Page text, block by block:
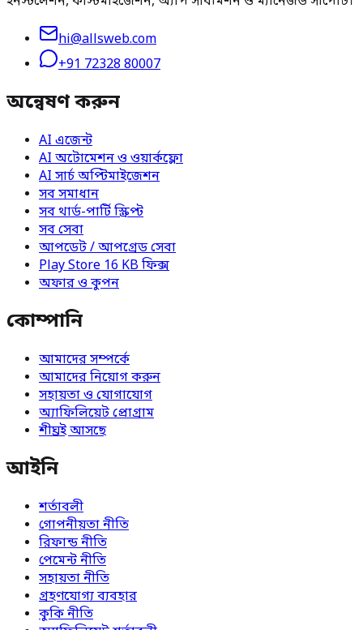
hi@allsweb.com
+91 72328 80007
অন্বেষণ করুন
AI এজেন্ট
AI অটোমেশন ও ওয়ার্কফ্লো
AI সার্চ অপ্টিমাইজেশন
সব সমাধান
সব থার্ড-পার্টি স্ক্রিপ্ট
সব সেবা
আপডেট / আপগ্রেড সেবা
Play Store 16 KB ফিক্স
অফার ও কুপন
কোম্পানি
আমাদের সম্পর্কে
আমাদের নিয়োগ করুন
সহায়তা ও যোগাযোগ
অ্যাফিলিয়েট প্রোগ্রাম
শীঘ্রই আসছে
আইনি
শর্তাবলী
গোপনীয়তা নীতি
রিফান্ড নীতি
পেমেন্ট নীতি
সহায়তা নীতি
গ্রহণযোগ্য ব্যবহার
কুকি নীতি